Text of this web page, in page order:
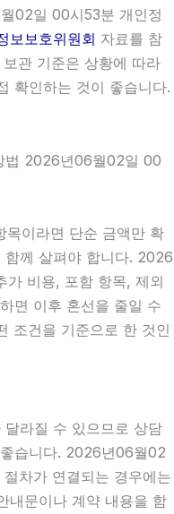
02일 00시53분 개인정
보보호위원회 자료를 참
관 기준은 상황에 따라
확인하는 것이 좋습니다.
법 2026년06월02일 00
목이라면 단순 금액만 확
함께 살펴야 합니다. 2026
비용, 포함 항목, 제외
면 이후 혼선을 줄일 수
조건을 기준으로 한 것인
라질 수 있으므로 상담
습니다. 2026년06월02
차가 연결되는 경우에는
내문이나 계약 내용을 함